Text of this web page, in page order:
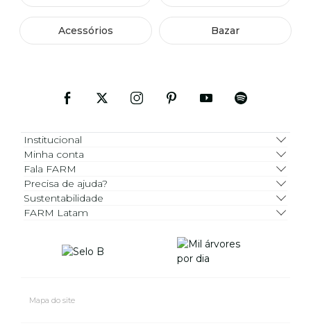
Acessórios Bazar
Institucional
Minha conta
Fala FARM
Precisa de ajuda?
Sustentabilidade
FARM Latam
Mapa do site